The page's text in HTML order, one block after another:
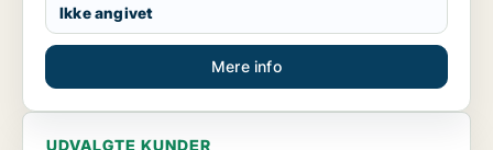
Ikke angivet
Mere info
UDVALGTE KUNDER